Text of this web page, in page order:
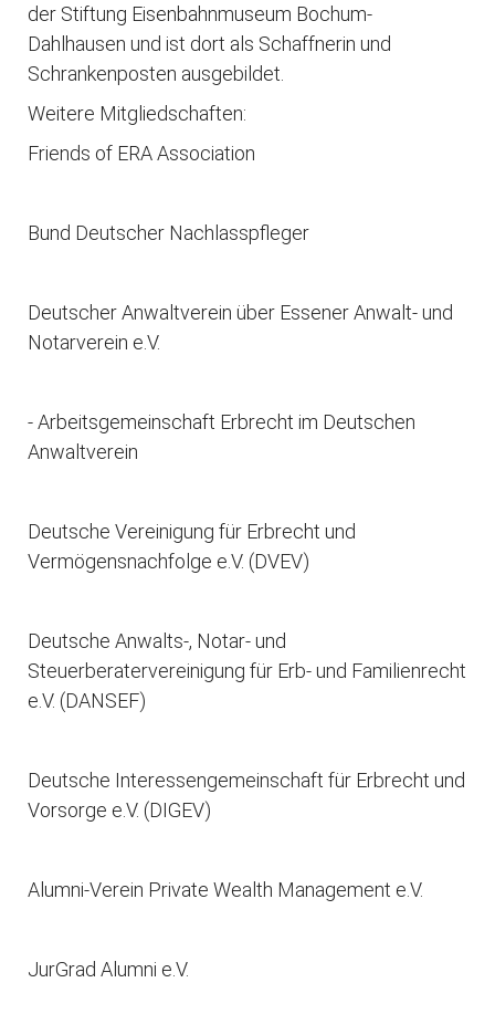
der Stiftung Eisenbahnmuseum Bochum-
Dahlhausen und ist dort als Schaffnerin und
Schrankenposten ausgebildet.
Weitere Mitgliedschaften:
Friends of ERA Association
Bund Deutscher Nachlasspfleger
Deutscher Anwaltverein über Essener Anwalt- und
Notarverein e.V.
- Arbeitsgemeinschaft Erbrecht im Deutschen
Anwaltverein
Deutsche Vereinigung für Erbrecht und
Vermögensnachfolge e.V. (DVEV)
Deutsche Anwalts-, Notar- und
Steuerberatervereinigung für Erb- und Familienrecht
e.V. (DANSEF)
Deutsche Interessengemeinschaft für Erbrecht und
Vorsorge e.V. (DIGEV)
Alumni-Verein Private Wealth Management e.V.
JurGrad Alumni e.V.